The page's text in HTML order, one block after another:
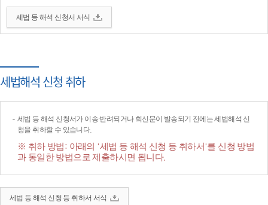
세법 등 해석 신청서 서식
세법해석 신청 취하
세법 등 해석 신청서가 이송·반려되거나 회신문이 발송되기 전에는 세법해석 신
청을 취하할 수 있습니다.
※ 취하 방법: 아래의 '세법 등 해석 신청 등 취하서'를 신청 방법
과 동일한 방법으로 제출하시면 됩니다.
세법 등 해석 신청 등 취하서 서식